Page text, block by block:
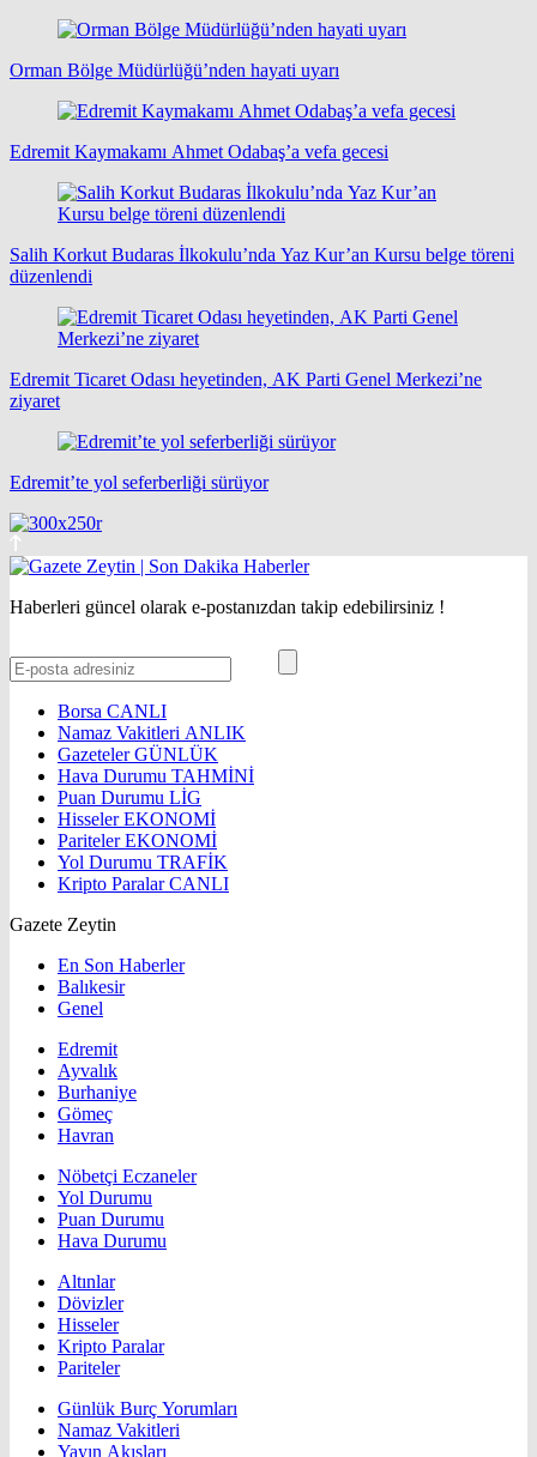
Orman Bölge Müdürlüğü’nden hayati uyarı
Edremit Kaymakamı Ahmet Odabaş’a vefa gecesi
Salih Korkut Budaras İlkokulu’nda Yaz Kur’an Kursu belge töreni
düzenlendi
Edremit Ticaret Odası heyetinden, AK Parti Genel Merkezi’ne
ziyaret
Edremit’te yol seferberliği sürüyor
Haberleri güncel olarak e-postanızdan takip edebilirsiniz !
Borsa CANLI
Namaz Vakitleri ANLIK
GazetelerGÜNLÜK
Hava Durumu TAHMİNİ
Puan Durumu LİG
HisselerEKONOMİ
ParitelerEKONOMİ
Yol Durumu TRAFİK
Kripto ParalarCANLI
Gazete Zeytin
En Son Haberler
Balıkesir
Genel
Edremit
Ayvalık
Burhaniye
Gömeç
Havran
Nöbetçi Eczaneler
Yol Durumu
Puan Durumu
Hava Durumu
Altınlar
Dövizler
Hisseler
Kripto Paralar
Pariteler
Günlük Burç Yorumları
Namaz Vakitleri
Yayın Akışları